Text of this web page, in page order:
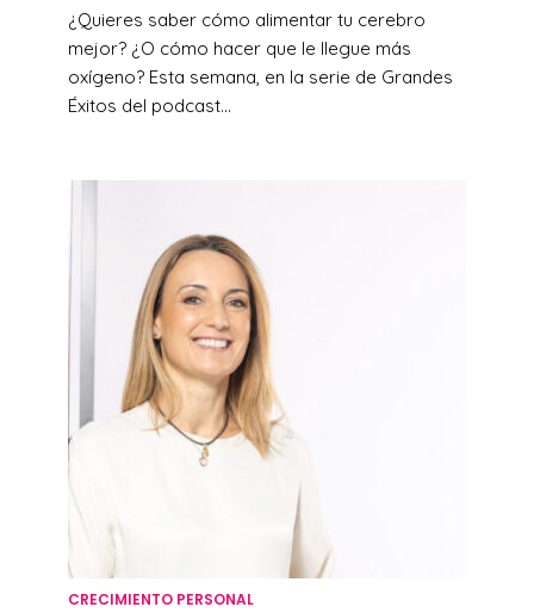
¿Quieres saber cómo alimentar tu cerebro
mejor? ¿O cómo hacer que le llegue más
oxígeno? Esta semana, en la serie de Grandes
Éxitos del podcast...
CRECIMIENTO PERSONAL